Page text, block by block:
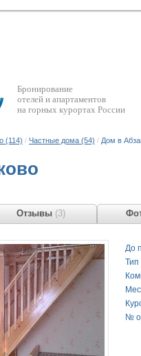
Бронирование
отелей и апартаментов
на горных курортах России
(114) / Частные дома (54) / Дом в
Отзывы (3)
До
Тип
№